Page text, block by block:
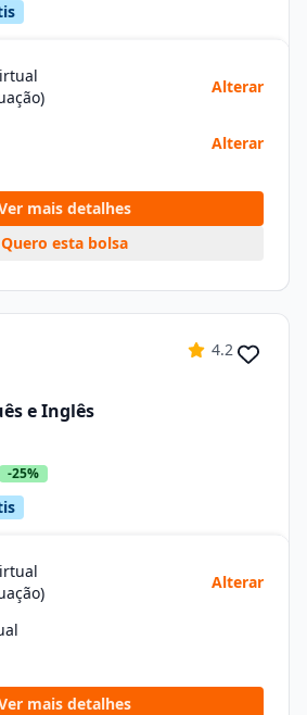
Alterar
Alterar
mais detalhes
Quero esta bolsa
4.2
e Inglês
-25%
Alterar
mais detalhes